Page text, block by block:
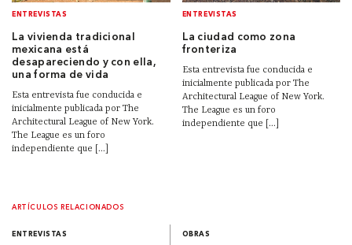
ENTREVISTAS
La vivienda tradicional
mexicana está
desapareciendo y con ella,
una forma de vida
Esta entrevista fue conducida e
inicialmente publicada por The
Architectural League of New York.
The League es un foro
independiente que [...]
ENTREVISTAS
La ciudad como zona
fronteriza
Esta entrevista fue conducida e
inicialmente publicada por The
Architectural League of New York.
The League es un foro
independiente que [...]
ARTÍCULOS RELACIONADOS
ENTREVISTAS OBRAS